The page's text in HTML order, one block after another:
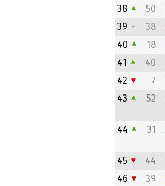
38
50
39
38
40
18
41
40
42
7
43
52
44 31
45 44
46
39